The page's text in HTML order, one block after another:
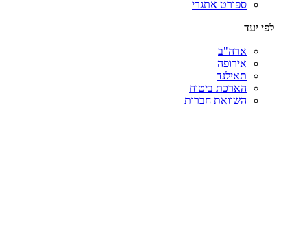
ספורט אתגרי
לפי יעד
ארה"ב
אירופה
תאילנד
הארכת ביטוח
השוואת חברות